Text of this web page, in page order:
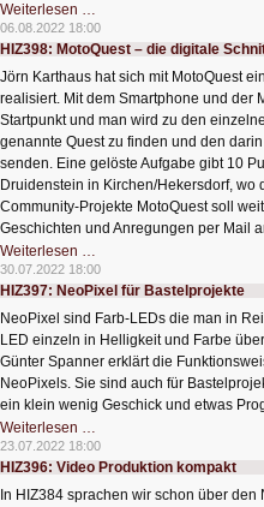
Weiterlesen …
Schreibtisch
zum
sitzen
stehen
06.08.2022 18:00
HIZ398: MotoQuest – die digitale
Jörn Karthaus hat sich mit MotoQuest
realisiert. Mit dem Smartphone und der
Startpunkt und man wird zu den
genannte Quest zu finden und den
senden. Eine gelöste Aufgabe gibt 10
Druidenstein in Kirchen/Hekersdorf, wo
Community-Projekte MotoQuest soll
Geschichten und Anregungen per Mail
Weiterlesen …
MotoQuest
–
die
Schnitzeljagd
30.07.2022 18:00
HIZ397: NeoPixel für Bastelprojekte
NeoPixel sind Farb-LEDs die man in
LED einzeln in Helligkeit und Farbe
Günter Spanner erklärt die
NeoPixels. Sie sind auch für
ein klein wenig Geschick und etwas
Weiterlesen …
NeoPixel
für
Bastelprojekte
23.07.2022 18:00
HIZ396: Video Produktion kompakt
In HIZ384 sprachen wir schon über